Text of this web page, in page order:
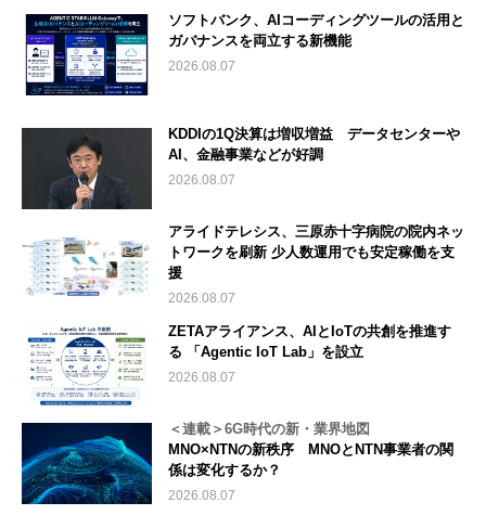
ソフトバンク、AIコーディングツールの活用と
ガバナンスを両立する新機能
2026.08.07
KDDIの1Q決算は増収増益 データセンターや
AI、金融事業などが好調
2026.08.07
アライドテレシス、三原赤十字病院の院内ネッ
トワークを刷新 少人数運用でも安定稼働を支
援
2026.08.07
ZETAアライアンス、AIとIoTの共創を推進す
る 「Agentic IoT Lab」を設立
2026.08.07
＜連載＞6G時代の新・業界地図
MNO×NTNの新秩序 MNOとNTN事業者の関
係は変化するか？
2026.08.07